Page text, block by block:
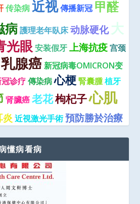
传染病 近视傳播新冠 甲醛
病 護理老年臥床 动脉硬化 大
光眼 安装假牙 上海抗疫 宫颈
乳腺癌 新冠病毒OMICRON变
诊疗 傳染病 心梗 腎囊腫植牙
肾臟癌 老花枸杞子心肌
炎 近視激光手術預防勝於治療
懂病看病